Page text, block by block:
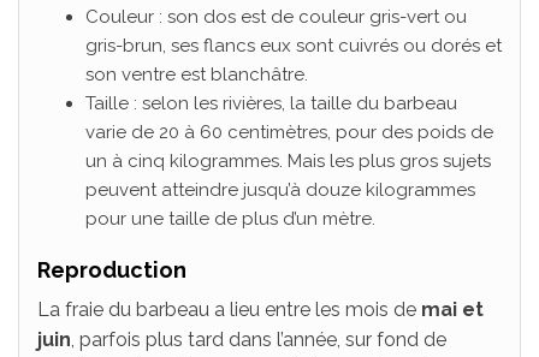
Couleur : son dos est de couleur gris-vert ou
gris-brun, ses flancs eux sont cuivrés ou dorés et
son ventre est blanchâtre.
Taille : selon les rivières, la taille du barbeau
varie de 20 à 60 centimètres, pour des poids de
un à cinq kilogrammes. Mais les plus gros sujets
peuvent atteindre jusqu’à douze kilogrammes
pour une taille de plus d’un mètre.
Reproduction
La fraie du barbeau a lieu entre les mois de mai et
juin, parfois plus tard dans l’année, sur fond de